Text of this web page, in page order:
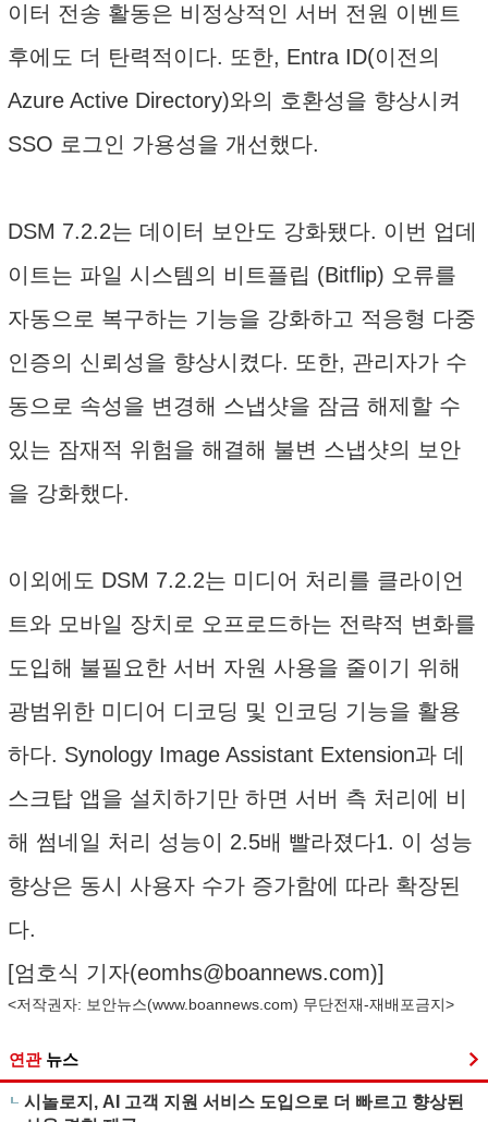
이터 전송 활동은 비정상적인 서버 전원 이벤트
후에도 더 탄력적이다. 또한, Entra ID(이전의
Azure Active Directory)와의 호환성을 향상시켜
SSO 로그인 가용성을 개선했다.
DSM 7.2.2는 데이터 보안도 강화됐다. 이번 업데
이트는 파일 시스템의 비트플립 (Bitflip) 오류를
자동으로 복구하는 기능을 강화하고 적응형 다중
인증의 신뢰성을 향상시켰다. 또한, 관리자가 수
동으로 속성을 변경해 스냅샷을 잠금 해제할 수
있는 잠재적 위험을 해결해 불변 스냅샷의 보안
을 강화했다.
이외에도 DSM 7.2.2는 미디어 처리를 클라이언
트와 모바일 장치로 오프로드하는 전략적 변화를
도입해 불필요한 서버 자원 사용을 줄이기 위해
광범위한 미디어 디코딩 및 인코딩 기능을 활용
하다. Synology Image Assistant Extension과 데
스크탑 앱을 설치하기만 하면 서버 측 처리에 비
해 썸네일 처리 성능이 2.5배 빨라졌다1. 이 성능
향상은 동시 사용자 수가 증가함에 따라 확장된
다.
[엄호식 기자(eomhs@boannews.com)]
<저작권자: 보안뉴스(www.boannews.com) 무단전재-재배포금지>
연관 뉴스
시놀로지, AI 고객 지원 서비스 도입으로 더 빠르고 향상된